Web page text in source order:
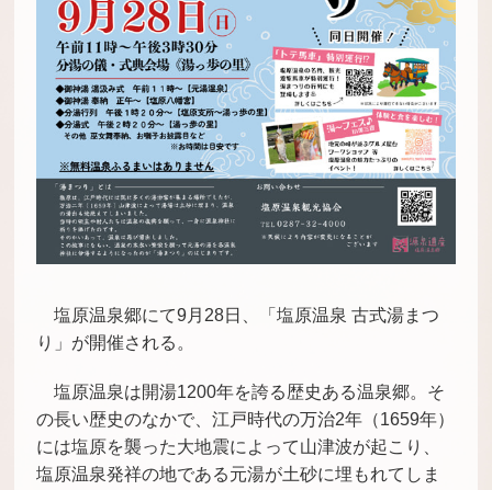
塩原温泉郷にて9月28日、「塩原温泉 古式湯まつ
り」が開催される。
塩原温泉は開湯1200年を誇る歴史ある温泉郷。そ
の長い歴史のなかで、江戸時代の万治2年（1659年）
には塩原を襲った大地震によって山津波が起こり、
塩原温泉発祥の地である元湯が土砂に埋もれてしま